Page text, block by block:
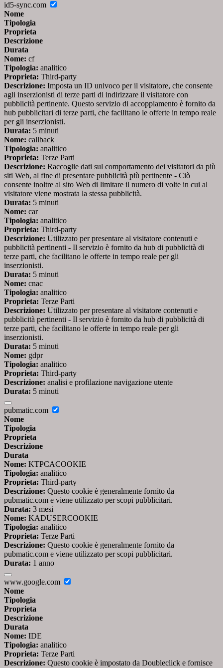
id5-sync.com
Nome
Tipologia
Proprieta
Descrizione
Durata
Nome: cf
Tipologia: analitico
Proprieta: Third-party
Descrizione: Imposta un ID univoco per il visitatore, che consente
agli inserzionisti di terze parti di indirizzare il visitatore con
pubblicità pertinente. Questo servizio di accoppiamento è fornito da
hub pubblicitari di terze parti, che facilitano le offerte in tempo reale
per gli inserzionisti.
Durata: 5 minuti
Nome: callback
Tipologia: analitico
Proprieta: Terze Parti
Descrizione: Raccoglie dati sul comportamento dei visitatori da più
siti Web, al fine di presentare pubblicità più pertinente - Ciò
consente inoltre al sito Web di limitare il numero di volte in cui al
visitatore viene mostrata la stessa pubblicità.
Durata: 5 minuti
Nome: car
Tipologia: analitico
Proprieta: Third-party
Descrizione: Utilizzato per presentare al visitatore contenuti e
pubblicità pertinenti - Il servizio è fornito da hub di pubblicità di
terze parti, che facilitano le offerte in tempo reale per gli
inserzionisti.
Durata: 5 minuti
Nome: cnac
Tipologia: analitico
Proprieta: Terze Parti
Descrizione: Utilizzato per presentare al visitatore contenuti e
pubblicità pertinenti - Il servizio è fornito da hub di pubblicità di
terze parti, che facilitano le offerte in tempo reale per gli
inserzionisti.
Durata: 5 minuti
Nome: gdpr
Tipologia: analitico
Proprieta: Third-party
Descrizione: analisi e profilazione navigazione utente
Durata: 5 minuti
pubmatic.com
Nome
Tipologia
Proprieta
Descrizione
Durata
Nome: KTPCACOOKIE
Tipologia: analitico
Proprieta: Third-party
Descrizione: Questo cookie è generalmente fornito da
pubmatic.com e viene utilizzato per scopi pubblicitari.
Durata: 3 mesi
Nome: KADUSERCOOKIE
Tipologia: analitico
Proprieta: Terze Parti
Descrizione: Questo cookie è generalmente fornito da
pubmatic.com e viene utilizzato per scopi pubblicitari.
Durata: 1 anno
www.google.com
Nome
Tipologia
Proprieta
Descrizione
Durata
Nome: IDE
Tipologia: analitico
Proprieta: Terze Parti
Descrizione: Questo cookie è impostato da Doubleclick e fornisce